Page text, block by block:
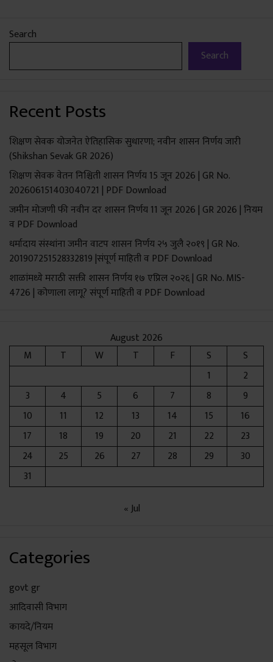
Search
Search
Recent Posts
शिक्षण सेवक योजनेत ऐतिहासिक सुधारणा; नवीन शासन निर्णय जारी
(Shikshan Sevak GR 2026)
शिक्षण सेवक वेतन निश्चिती शासन निर्णय 15 जून 2026 | GR No.
202606151403040721 | PDF Download
जमीन मोजणी फी नवीन दर शासन निर्णय 11 जून 2026 | GR 2026 | नियम
व PDF Download
धर्मादाय संस्थांना जमीन वाटप शासन निर्णय २५ जुलै २०१९ | GR No.
201907251528332819 |संपूर्ण माहिती व PDF Download
शाळांमध्ये मराठी सक्ती शासन निर्णय १७ एप्रिल २०२६ | GR No. MIS-
4726 | कोणाला लागू? संपूर्ण माहिती व PDF Download
August 2026
M
T W T F S
S
1
2
3
4 5 6 7 8
9
10
11 12 13 14 15
16
17
18 19 20 21 22
23
24
25 26 27 28 29
30
31
« Jul
Categories
govt gr
आदिवासी विभाग
कायदे/नियम
महसूल विभाग